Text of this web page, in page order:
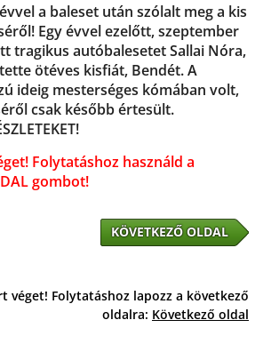
a baleset után szólalt meg a kis
Egy évvel ezelőtt, szeptember
tragikus autóbalesetet Sallai Nóra,
ötéves kisfiát, Bendét. A
ideig mesterséges kómában volt,
csak később értesült.
Folytatáshoz használd a
gombot!
KÖVETKEZŐ OLDAL
véget! Folytatáshoz lapozz a következő
oldalra: Következő oldal